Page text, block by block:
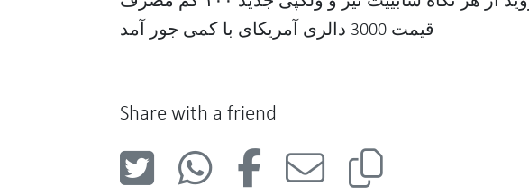
قیمت 3000 دالری آمریکای با کمی جور آمد
Share with a friend